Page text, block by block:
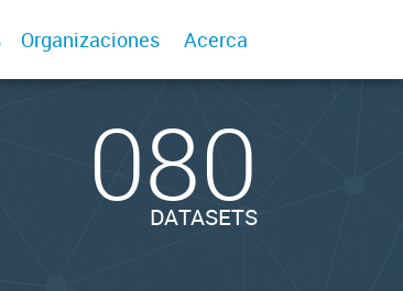
Organizaciones Acerca
080
DATASETS